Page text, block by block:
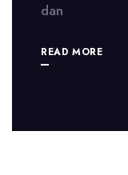
dan
READ MORE